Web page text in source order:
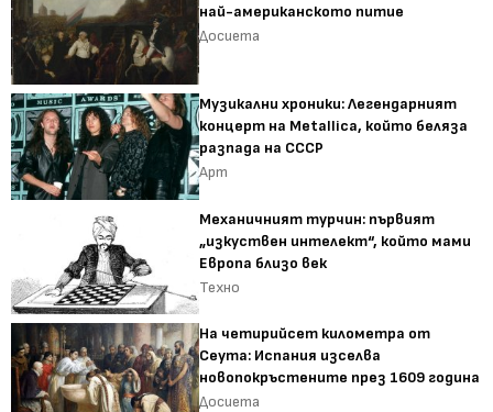
най-американското питие
Досиета
Музикални хроники: Легендарният
концерт на Metallica, който беляза
разпада на СССР
Арт
Механичният турчин: първият
„изкуствен интелект“, който мами
Европа близо век
Техно
На четирийсет километра от
Сеута: Испания изселва
новопокръстените през 1609 година
Досиета